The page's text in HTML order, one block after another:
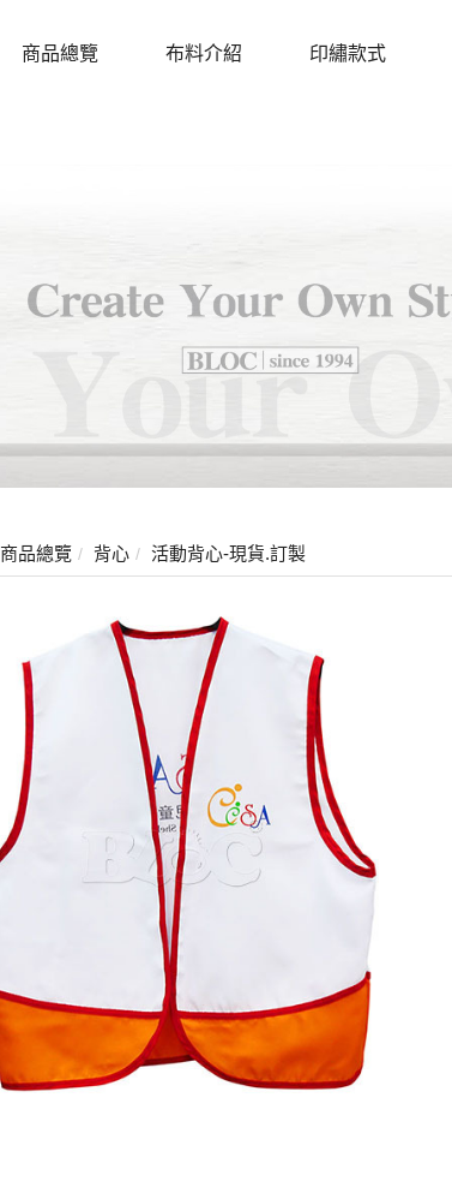
商品總覽 布料介紹 印繡款式
商品總覽 背心 活動背心-現貨.訂製